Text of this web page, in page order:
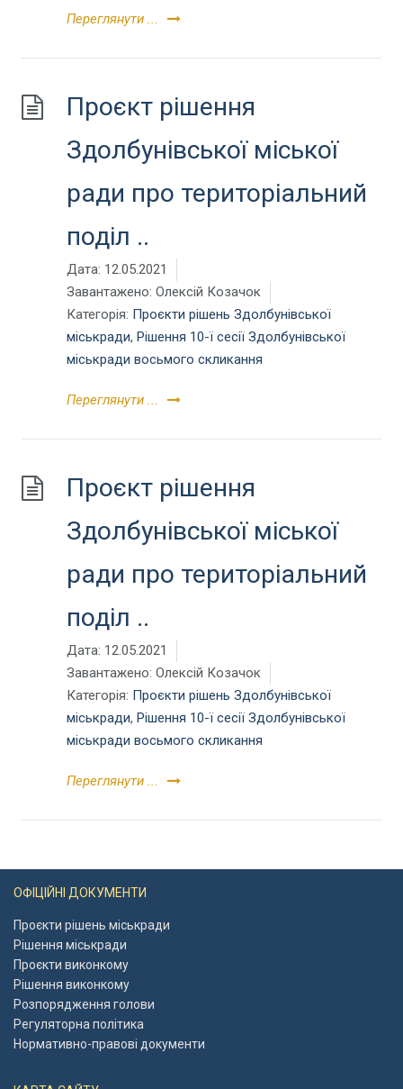
Переглянути ...
Проєкт рішення
Здолбунівської міської
ради про територіальний
поділ ..
Дата: 12.05.2021
Завантажено: Олексій Козачок
Категорія: Проєкти рішень Здолбунівської
міськради, Рішення 10-ї сесії Здолбунівської
міськради восьмого скликання
Переглянути ...
Проєкт рішення
Здолбунівської міської
ради про територіальний
поділ ..
Дата: 12.05.2021
Завантажено: Олексій Козачок
Категорія: Проєкти рішень Здолбунівської
міськради, Рішення 10-ї сесії Здолбунівської
міськради восьмого скликання
Переглянути ...
ОФІЦІЙНІ ДОКУМЕНТИ
Проєкти рішень міськради
Рішення міськради
Проєкти виконкому
Рішення виконкому
Розпорядження голови
Регуляторна політика
Нормативно-правові документи